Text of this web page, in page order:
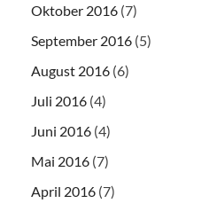
Oktober 2016 (7)
September 2016 (5)
August 2016 (6)
Juli 2016 (4)
Juni 2016 (4)
Mai 2016 (7)
April 2016 (7)